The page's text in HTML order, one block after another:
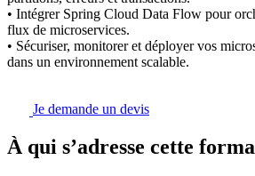
• Intégrer Spring Cloud Data Flow pour
flux de microservices.
• Sécuriser, monitorer et déployer vos
dans un environnement scalable.
Je demande un devis
À qui s’adresse cette